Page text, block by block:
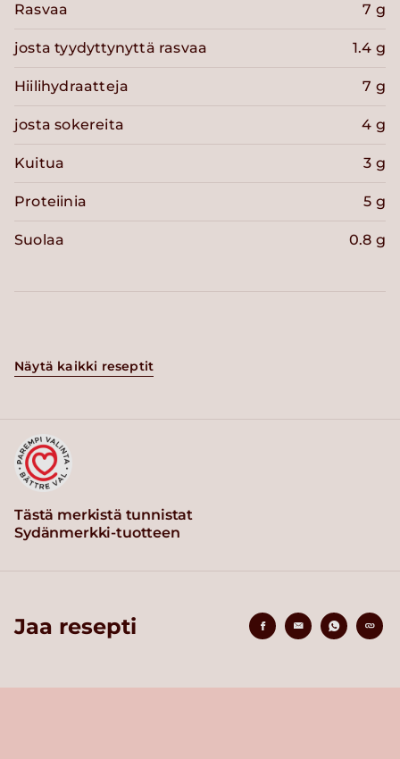
Rasvaa 7 g
josta tyydyttynyttä rasvaa 1.4 g
Hiilihydraatteja 7 g
josta sokereita 4 g
Kuitua 3 g
Proteiinia 5 g
Suolaa 0.8 g
Näytä kaikki reseptit
Tästä merkistä tunnistat
Sydänmerkki-tuotteen
Jaa resepti